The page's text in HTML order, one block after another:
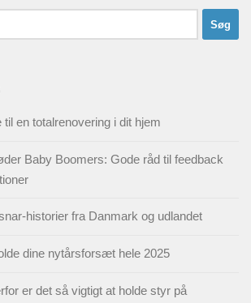
en totalrenovering i dit hjem
Baby Boomers: Gode råd til feedback
historier fra Danmark og udlandet
dine nytårsforsæt hele 2025
er det så vigtigt at holde styr på